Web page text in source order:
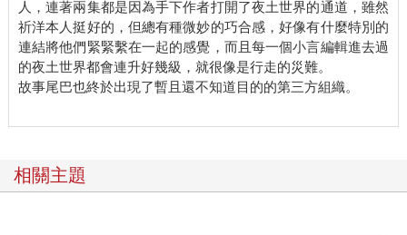
第二天。
還是沒找到出口，不管怎麼找都沒有出口。樓梯呢？電梯呢？為
什麼到處都看不到？
梯廳有貼一張房客須知，但什麼注意事項都沒有，太奇怪了，這
不停地繞圈圈。
為了保持冷靜，我得找點事情做，相信打字能讓我好一點。
人，連著兩集都是因為手下作者打開了夜土世界的通道，雖然
祈洋本人挺好的，但總有種微妙的巧合感，好像有什麼特別的
連結將他們緊緊繫在一起的感覺，而且每一個小言編輯進去過
的夜土世界都會連升好幾級，就很像是行走的災難。
故事尾巴也終於出現了暫且還不知道目的的第三方組織。
相關主題